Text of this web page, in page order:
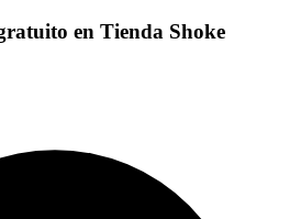
en Tienda Shoke